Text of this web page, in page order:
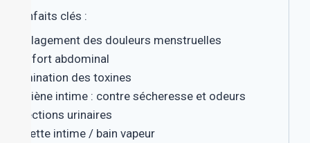
Bienfaits clés :
Soulagement des douleurs menstruelles
Confort abdominal
limination des toxines
ygiène intime : contre sécheresse et odeurs
nfections urinaires
oilette intime / bain vapeur